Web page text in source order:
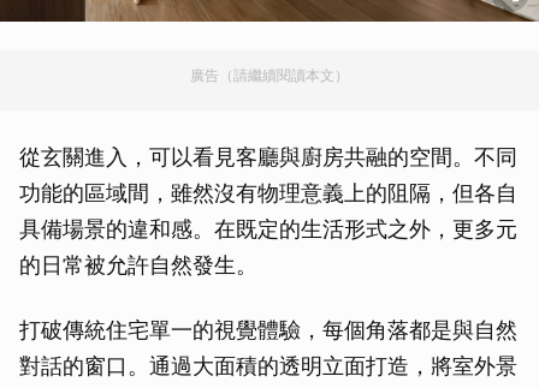
廣告（請繼續閱讀本文）
從玄關進入，可以看見客廳與廚房共融的空間。不同
功能的區域間，雖然沒有物理意義上的阻隔，但各自
具備場景的違和感。在既定的生活形式之外，更多元
的日常被允許自然發生。
打破傳統住宅單一的視覺體驗，每個角落都是與自然
對話的窗口。通過大面積的透明立面打造，將室外景